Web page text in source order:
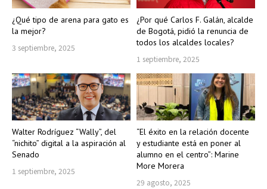
¿Qué tipo de arena para gato es
la mejor?
3 septiembre, 2025
¿Por qué Carlos F. Galán, alcalde
de Bogotá, pidió la renuncia de
todos los alcaldes locales?
1 septiembre, 2025
Walter Rodríguez “Wally”, del
“nichito” digital a la aspiración al
Senado
1 septiembre, 2025
“El éxito en la relación docente
y estudiante está en poner al
alumno en el centro”: Marine
More Morera
29 agosto, 2025